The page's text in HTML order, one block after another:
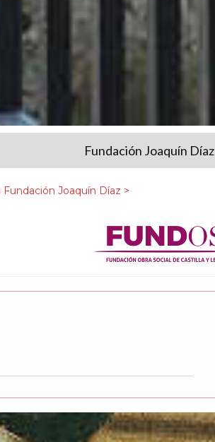
Fundación Joaquín Díaz
Joaquín Díaz >